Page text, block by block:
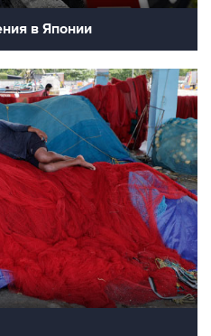
в Японии